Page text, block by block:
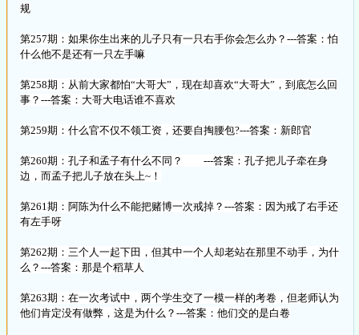
规
第257期：如果你生出来的儿子只有一只右手你会怎么办？---答案：怕
什么他不是还有一只左手嘛
第258期：从前大家都怕“大哥大”，现在却喜欢“大哥大”，到底怎么回
事？---答案：大哥大电话谁不喜欢
第259期：什么官不仅不领工资，还要自掏腰包?---答案：新郎官
第260期：孔子和孟子有什么不同？ ---答案：孔子把儿子牵在身
边，而孟子把儿子放在头上~！
第261期：阿陈为什么不能把赌博一次戒掉？---答案：因为戒了右手还
有左手呀
第262期：三个人一起下田，但其中一个人却老站在那里不动手，为什
么？---答案：那是个稻草人
第263期：在一次考试中，两个学生交了一模一样的考卷，但老师认为
他们肯定没有做弊，这是为什么？---答案：他们交的是白卷